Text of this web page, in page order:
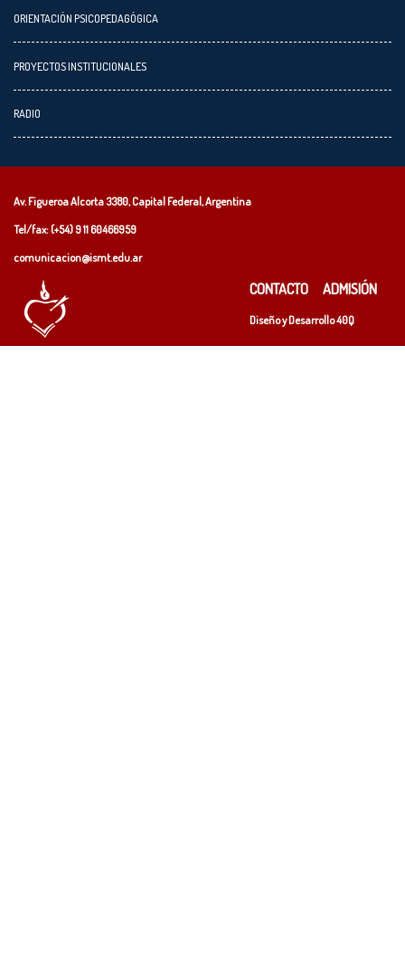
ORIENTACIÓN PSICOPEDAGÓGICA
PROYECTOS INSTITUCIONALES
RADIO
Av. Figueroa Alcorta 3380, Capital Federal, Argentina
Tel/fax: (+54)9 11 60466959
comunicacion@ismt.edu.ar
CONTACTO ADMISIÓN
Diseño y Desarrollo40Q